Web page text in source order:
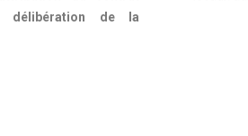
délibération de la